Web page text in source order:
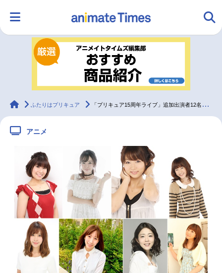
ランキング アニメ
ラジオ みんなの声
2.5次元 配信・Vtuber トレンド 無料マンガ
最新記事一覧
アニメ記事一覧 声優記事一覧
アニメ映画一覧 実写化映画一覧
今期アニメ曜日別一覧
animateTimes
ふたりはプリキュア 「プリキュア15周年ライブ」追加出演者12名を発表！
アニメ